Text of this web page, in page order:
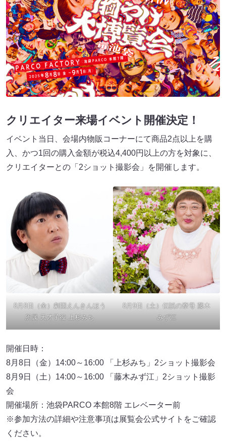
クリエイター来場イベント開催決定！
イベント当日、会場内物販コーナーにて商品2点以上を購
入、かつ1回の購入金額が税込4,400円以上の方を対象に、
クリエイターとの「2ショット撮影会」を開催します。
8月8日（金）劇団えんきんほう
所属 天才子役 上杉みち
8月9日（土）伝説の寮母 藤木
みず江
開催日時：
8月8日（金）14:00～16:00 「上杉みち」2ショット撮影会
8月9日（土）14:00～16:00 「藤木みず江」2ショット撮影
会
開催場所：池袋PARCO 本館8階 エレベーター前
※参加方法の詳細や注意事項は展覧会公式サイトをご確認
ください。